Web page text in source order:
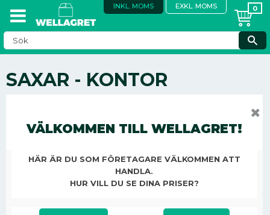
INKL. MOMS EXKL. MOMS
SAXAR - KONTOR
SAX WESTCOTT SUPER MULTISAX,
21 CM
VÄLKOMMEN TILL WELLAGRET!
HÄR ÄR DU SOM FÖRETAGARE VÄLKOMMEN ATT
HANDLA.
HUR VILL DU SE DINA PRISER?
✖